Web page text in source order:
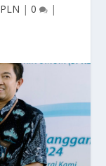
PLN | 0 |